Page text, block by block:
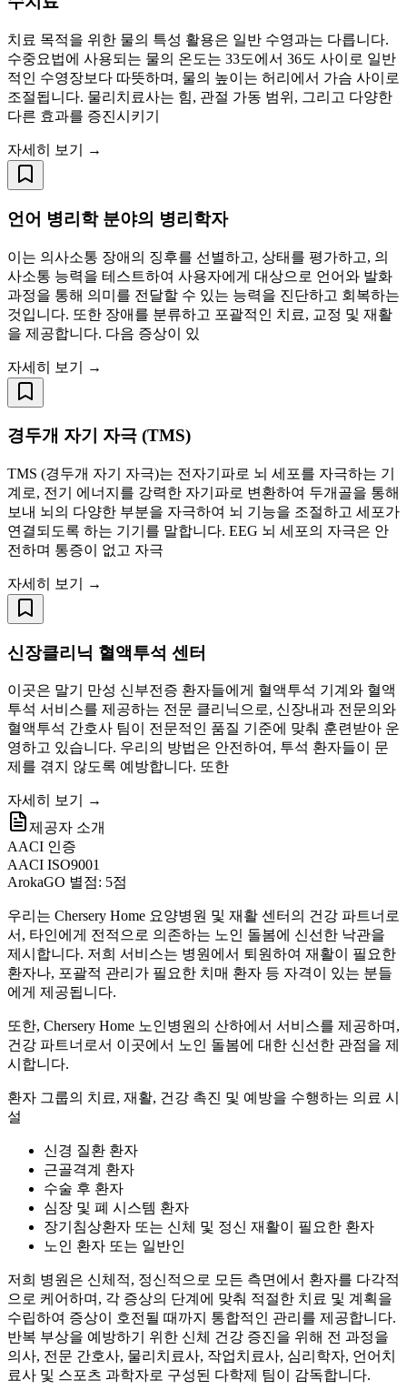
치료 목적을 위한 물의 특성 활용은 일반 수영과는 다릅니다.
수중요법에 사용되는 물의 온도는 33도에서 36도 사이로 일반
적인 수영장보다 따뜻하며, 물의 높이는 허리에서 가슴 사이로
조절됩니다. 물리치료사는 힘, 관절 가동 범위, 그리고 다양한
다른 효과를 증진시키기
자세히 보기 →
언어 병리학 분야의 병리학자
이는 의사소통 장애의 징후를 선별하고, 상태를 평가하고, 의
사소통 능력을 테스트하여 사용자에게 대상으로 언어와 발화
과정을 통해 의미를 전달할 수 있는 능력을 진단하고 회복하는
것입니다. 또한 장애를 분류하고 포괄적인 치료, 교정 및 재활
을 제공합니다. 다음 증상이 있
자세히 보기 →
경두개 자기 자극 (TMS)
TMS (경두개 자기 자극)는 전자기파로 뇌 세포를 자극하는 기
계로, 전기 에너지를 강력한 자기파로 변환하여 두개골을 통해
보내 뇌의 다양한 부분을 자극하여 뇌 기능을 조절하고 세포가
연결되도록 하는 기기를 말합니다. EEG 뇌 세포의 자극은 안
전하며 통증이 없고 자극
자세히 보기 →
신장클리닉 혈액투석 센터
이곳은 말기 만성 신부전증 환자들에게 혈액투석 기계와 혈액
투석 서비스를 제공하는 전문 클리닉으로, 신장내과 전문의와
혈액투석 간호사 팀이 전문적인 품질 기준에 맞춰 훈련받아 운
영하고 있습니다. 우리의 방법은 안전하여, 투석 환자들이 문
제를 겪지 않도록 예방합니다. 또한
자세히 보기 →
제공자 소개
AACI 인증
AACI ISO9001
ArokaGO 별점: 5점
우리는 Chersery Home 요양병원 및 재활 센터의 건강 파트너로
서, 타인에게 전적으로 의존하는 노인 돌봄에 신선한 낙관을
제시합니다. 저희 서비스는 병원에서 퇴원하여 재활이 필요한
환자나, 포괄적 관리가 필요한 치매 환자 등 자격이 있는 분들
에게 제공됩니다.
또한, Chersery Home 노인병원의 산하에서 서비스를 제공하며,
건강 파트너로서 이곳에서 노인 돌봄에 대한 신선한 관점을 제
시합니다.
환자 그룹의 치료, 재활, 건강 촉진 및 예방을 수행하는 의료 시
설
신경 질환 환자
근골격계 환자
수술 후 환자
심장 및 폐 시스템 환자
장기침상환자 또는 신체 및 정신 재활이 필요한 환자
노인 환자 또는 일반인
저희 병원은 신체적, 정신적으로 모든 측면에서 환자를 다각적
으로 케어하며, 각 증상의 단계에 맞춰 적절한 치료 및 계획을
수립하여 증상이 호전될 때까지 통합적인 관리를 제공합니다.
반복 부상을 예방하기 위한 신체 건강 증진을 위해 전 과정을
의사, 전문 간호사, 물리치료사, 작업치료사, 심리학자, 언어치
료사 및 스포츠 과학자로 구성된 다학제 팀이 감독합니다.